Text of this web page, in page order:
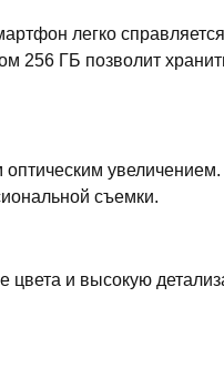
легко
256 ГБ позволит
съемки.
и высокую